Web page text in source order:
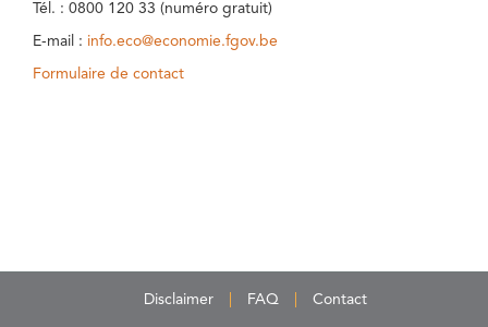
Tél. : 0800 120 33 (numéro gratuit)
E-mail : info.eco@economie.fgov.be
Formulaire de contact
Disclaimer FAQ Contact